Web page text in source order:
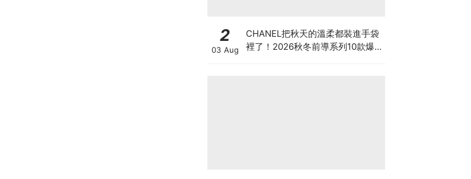
2
03 Aug
CHANEL把秋天的溫柔都裝進手袋
裡了！2026秋冬前導系列10款爆